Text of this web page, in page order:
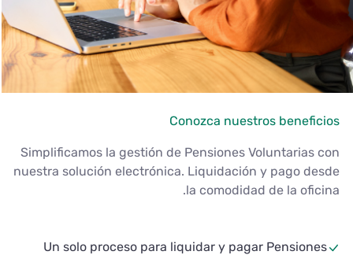
Conozca nuestros
Simplificamos la gestión de Pensiones Voluntarias
nuestra solución electrónica. Liquidación y pago
la comodidad de la
Un solo proceso para liquidar y pagar